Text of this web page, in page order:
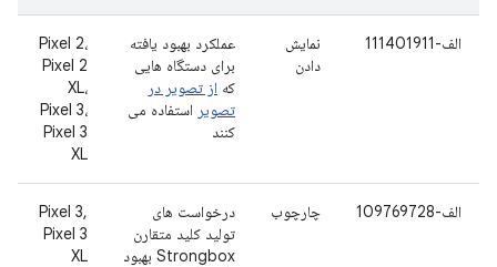
الف-111401911
نمایش
دادن
عملکرد بهبود یافته
برای دستگاه هایی
که از تصویر در
تصویر استفاده می
کنند
Pixel 2،
Pixel 2
XL،
Pixel 3،
Pixel 3
XL
الف-109769728 چارچوب
درخواست های
تولید کلید متقارن
Strongbox بهبود
Pixel 3,
Pixel 3
XL